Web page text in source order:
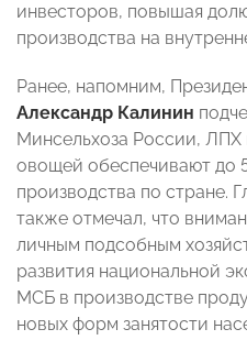
инвесторов, повышая
производства на
Ранее, напомним,
Александр Калинин
Минсельхоза России, ЛПХ
овощей обеспечивают до
производства по стране.
также отмечал, что
личным подсобным
развития национальной
МСБ в производстве
новых форм занятости